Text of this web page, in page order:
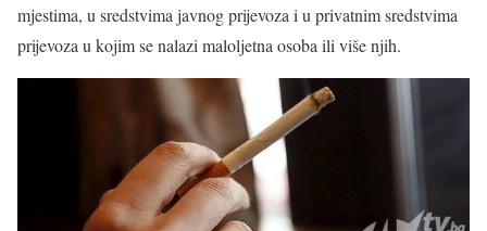
mjestima, u sredstvima javnog prijevoza i u privatnim sredstvima
prijevoza u kojim se nalazi maloljetna osoba ili više njih.